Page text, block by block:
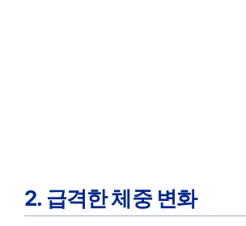
2. 급격한 체중 변화